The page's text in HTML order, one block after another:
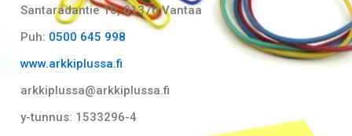
Santaradantie 10, 01370 Vantaa​
Puh: 0500 645 998
www.arkkiplussa.fi
arkkiplussa@arkkiplussa.fi
y-tunnus: 1533296-4